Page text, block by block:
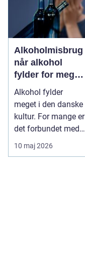
Alkoholmisbrug
når alkohol
fylder for meget
i hverdagen
Alkohol fylder
meget i den danske
kultur. For mange er
det forbundet med
hygge, fester og
afslapning...
10 maj 2026